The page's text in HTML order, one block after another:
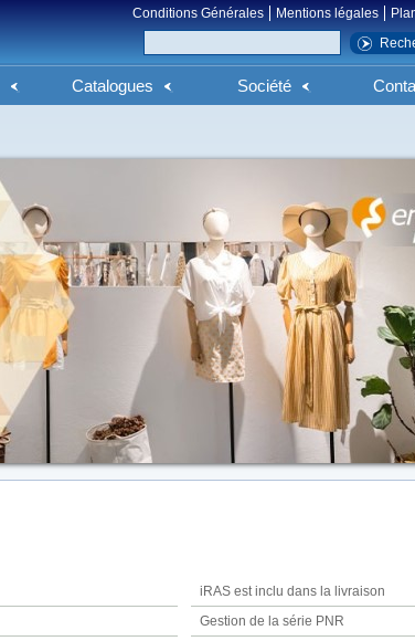
Conditions Générales Mentions légales
Catalogues Société
iRAS est inclu dans la livraison
Gestion de la série PNR